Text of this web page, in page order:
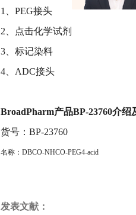
1、PEG接头
2、点击化学试剂
3、标记染料
4、ADC接头
BroadPharm产品BP-23760介绍
货号：BP-23760
名称： DBCO-NHCO-PEG4-acid
发表文献：